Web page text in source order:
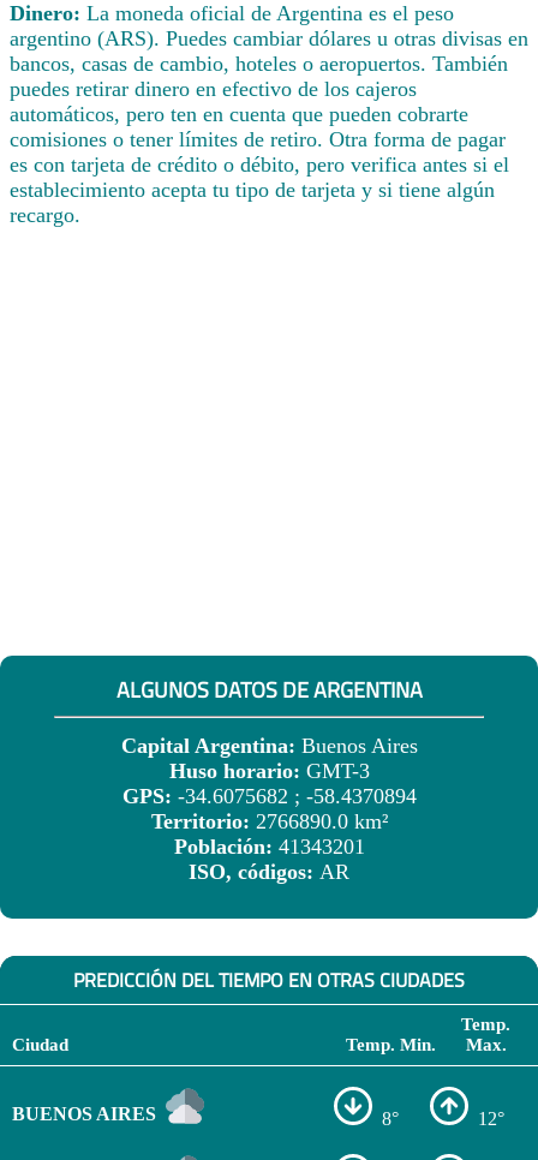
Dinero: La moneda oficial de Argentina es el peso
argentino (ARS). Puedes cambiar dólares u otras divisas en
bancos, casas de cambio, hoteles o aeropuertos. También
puedes retirar dinero en efectivo de los cajeros
automáticos, pero ten en cuenta que pueden cobrarte
comisiones o tener límites de retiro. Otra forma de pagar
es con tarjeta de crédito o débito, pero verifica antes si el
establecimiento acepta tu tipo de tarjeta y si tiene algún
recargo.
ALGUNOS DATOS DE ARGENTINA
Capital Argentina: Buenos Aires
Huso horario: GMT-3
GPS: -34.6075682 ; -58.4370894
Territorio: 2766890.0 km²
Población: 41343201
ISO, códigos: AR
PREDICCIÓN DEL TIEMPO EN OTRAS CIUDADES
Ciudad Temp. Min.
Temp.
Max.
BUENOS AIRES 8° 12°